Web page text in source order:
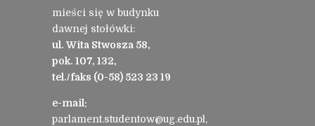
mieści się w budynku
dawnej stołówki:
ul. Wita Stwosza 58,
pok. 107, 132,
tel./faks (0-58) 523 23 19
e-mail:
parlament.studentow@ug.edu.pl,